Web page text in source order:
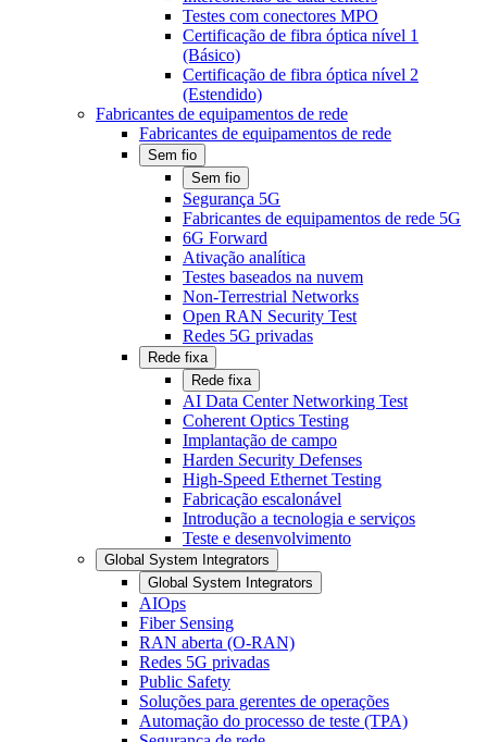
Testes com conectores MPO
Certificação de fibra óptica nível 1
(Básico)
Certificação de fibra óptica nível 2
(Estendido)
Fabricantes de equipamentos de rede
Fabricantes de equipamentos de rede
Sem fio
Sem fio
Segurança 5G
Fabricantes de equipamentos de rede 5G
6G Forward
Ativação analítica
Testes baseados na nuvem
Non-Terrestrial Networks
Open RAN Security Test
Redes 5G privadas
Rede fixa
Rede fixa
AI Data Center Networking Test
Coherent Optics Testing
Implantação de campo
Harden Security Defenses
High-Speed Ethernet Testing
Fabricação escalonável
Introdução a tecnologia e serviços
Teste e desenvolvimento
Global System Integrators
Global System Integrators
AIOps
Fiber Sensing
RAN aberta (O-RAN)
Redes 5G privadas
Public Safety
Soluções para gerentes de operações
Automação do processo de teste (TPA)